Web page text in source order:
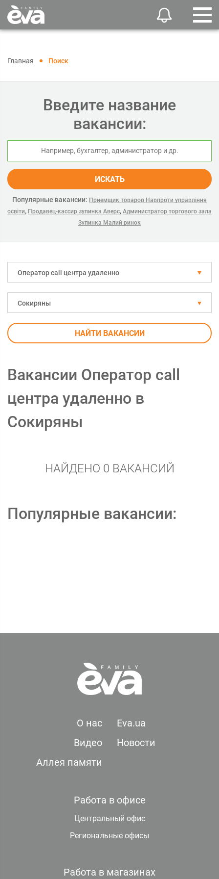
Главная Поиск
Введите название
вакансии:
ИСКАТЬ
Популярные вакансии: Приемщик товаров Навпроти управління
освіти, Продавец-кассир зупинка Аверс, Администратор торгового зала
Зупинка Малий ринок
Оператор call центра удаленно
Сокиряны
НАЙТИ ВАКАНСИИ
Вакансии Оператор call
центра удаленно в
Сокиряны
НАЙДЕНО 0 ВАКАНСИЙ
Популярные вакансии:
О нас
Eva.ua
Видео
Новости
Аллея памяти
Работа в офисе
Центральный офис
Региональные офисы
Работа в магазинах